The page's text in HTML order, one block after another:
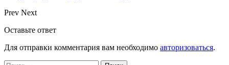
Prev Next
Оставьте ответ
Для отправки комментария вам необходимо авторизоваться.